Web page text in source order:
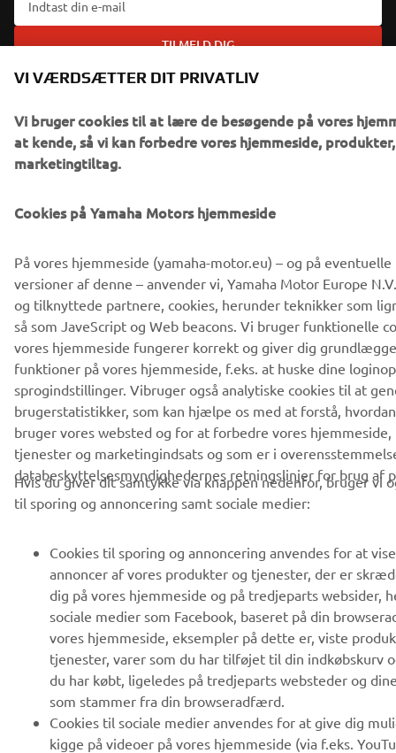
TILMELD DIG
personlige data:
Privatlivspolitik
Denmark (Danish)
© Copyright - 2026 Yamaha Motor Europe N.V. - All Rights
Reserved
Databeskyttelseserklæring Cookies Vilkår og betingelser
VI VÆRDSÆTTER DIT PRIVATLIV
Vi bruger cookies til at lære de besøgende på vores
at kende, så vi kan forbedre vores hjemmeside,
marketingtiltag.
Cookies på Yamaha Motors hjemmeside
På vores hjemmeside (yamaha-motor.eu) – og på eventuelle
versioner af denne – anvender vi, Yamaha Motor Europe
og tilknyttede partnere, cookies, herunder teknikker som
så som JaveScript og Web beacons. Vi bruger funktionelle
vores hjemmeside fungerer korrekt og giver dig
funktioner på vores hjemmeside, f.eks. at huske dine
sprogindstillinger. Vibruger også analytiske cookies til at
brugerstatistikker, som kan hjælpe os med at forstå,
bruger vores websted og for at forbedre vores
tjenester og marketingindsats og som er i
databeskyttelsesmyndighedernes retningslinjer for brug af
Hvis du giver dit samtykke via knappen nedenfor, bruger vi
til sporing og annoncering samt sociale medier:
Cookies til sporing og annoncering anvendes for at
annoncer af vores produkter og tjenester, der er
dig på vores hjemmeside og på tredjeparts websider,
sociale medier som Facebook, baseret på din
vores hjemmeside, eksempler på dette er, viste
tjenester, varer som du har tilføjet til din indkøbskurv
du har købt, ligeledes på tredjeparts websteder og
som stammer fra din browseradfærd.
Cookies til sociale medier anvendes for at give dig
kigge på videoer på vores hjemmeside (via f.eks.